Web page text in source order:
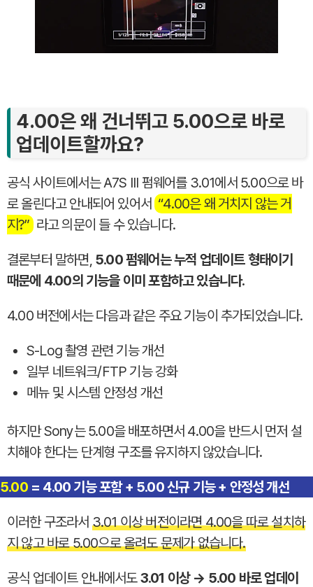
4.00은 왜 건너뛰고 5.00으로 바로
업데이트할까요?
공식 사이트에서는 A7S III 펌웨어를 3.01에서 5.00으로 바
로 올린다고 안내되어 있어서 “4.00은 왜 거치지 않는 거
지?” 라고 의문이 들 수 있습니다.
결론부터 말하면, 5.00 펌웨어는 누적 업데이트 형태이기
때문에 4.00의 기능을 이미 포함하고 있습니다.
4.00 버전에서는 다음과 같은 주요 기능이 추가되었습니다.
S-Log 촬영 관련 기능 개선
일부 네트워크/FTP 기능 강화
메뉴 및 시스템 안정성 개선
하지만 Sony는 5.00을 배포하면서 4.00을 반드시 먼저 설
치해야 한다는 단계형 구조를 유지하지 않았습니다.
5.00 = 4.00 기능 포함 + 5.00 신규 기능 + 안정성 개선
이러한 구조라서 3.01 이상 버전이라면 4.00을 따로 설치하
지 않고 바로 5.00으로 올려도 문제가 없습니다.
공식 업데이트 안내에서도3.01 이상 → 5.00 바로 업데이